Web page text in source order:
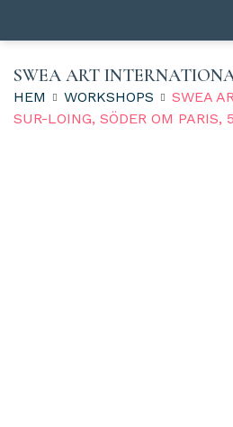
SWEA ART
HEM WORKSHOPS
SWEA
SUR-LOING, SÖDER OM PARIS,